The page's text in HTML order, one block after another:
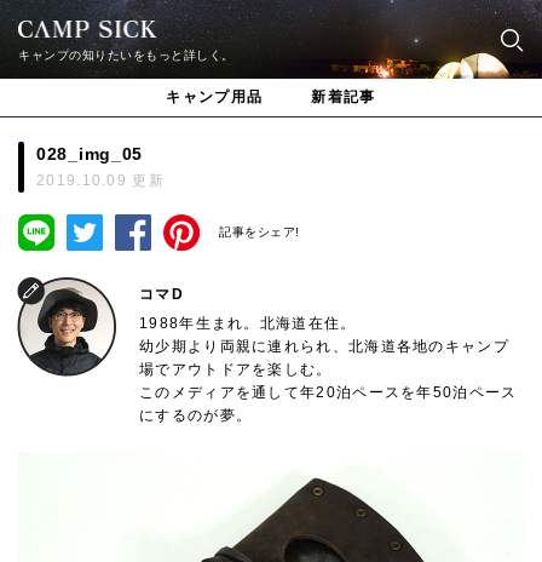
キャンプの知りたいをもっと詳しく。
キャンプ用品 新着記事
028_img_05
2019.10.09 更新
記事をシェア!
コマD
1988年生まれ。北海道在住。
幼少期より両親に連れられ、北海道各地のキャンプ
場でアウトドアを楽しむ。
このメディアを通して年20泊ペースを年50泊ペース
にするのが夢。